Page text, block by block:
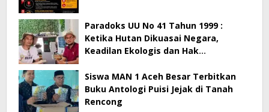
Paradoks UU No 41 Tahun 1999 :
Ketika Hutan Dikuasai Negara,
Keadilan Ekologis dan Hak
Siswa MAN 1 Aceh Besar Terbitkan
Buku Antologi Puisi Jejak di Tanah
Rencong